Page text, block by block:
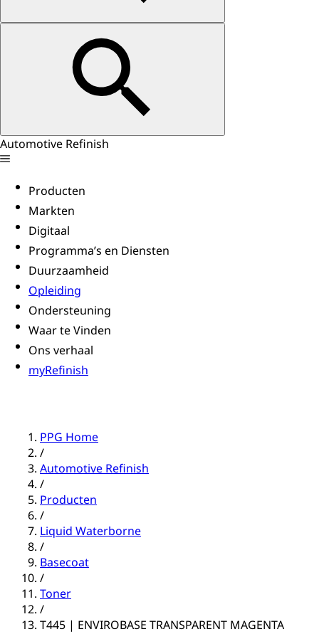
Automotive Refinish
Producten
Markten
Digitaal
Programma’s en Diensten
Duurzaamheid
Opleiding
Ondersteuning
Waar te Vinden
Ons verhaal
myRefinish
PPG Home
/
Automotive Refinish
/
Producten
/
Liquid Waterborne
/
Basecoat
/
Toner
/
T445 | ENVIROBASE TRANSPARENT MAGENTA